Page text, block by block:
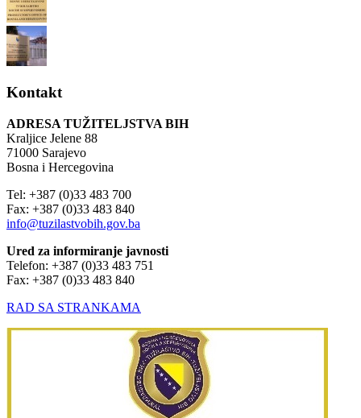
Kontakt
ADRESA TUŽITELJSTVA BIH
Kraljice Jelene 88
71000 Sarajevo
Bosna i Hercegovina
Tel: +387 (0)33 483 700
Fax: +387 (0)33 483 840
info@tuzilastvobih.gov.ba
Ured za informiranje javnosti
Telefon: +387 (0)33 483 751
Fax: +387 (0)33 483 840
RAD SA STRANKAMA